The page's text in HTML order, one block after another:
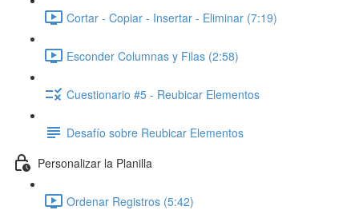
Cortar - Copiar - Insertar - Eliminar (7:19)
Esconder Columnas y Filas (2:58)
Cuestionario #5 - Reubicar Elementos
Desafío sobre Reubicar Elementos
Personalizar la Planilla
Ordenar Registros (5:42)